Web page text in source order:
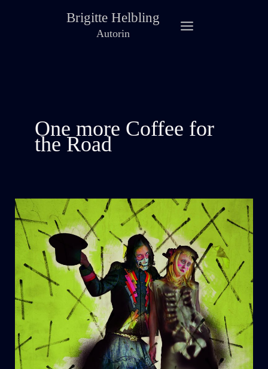
Brigitte Helbling
Autorin
One more Coffee for
the Road